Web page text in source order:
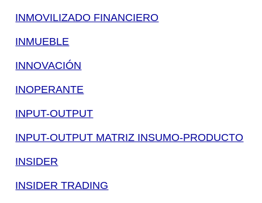
INMOVILIZADO FINANCIERO
INMUEBLE
INNOVACIÓN
INOPERANTE
INPUT-OUTPUT
INPUT-OUTPUT MATRIZ INSUMO-PRODUCTO
INSIDER
INSIDER TRADING